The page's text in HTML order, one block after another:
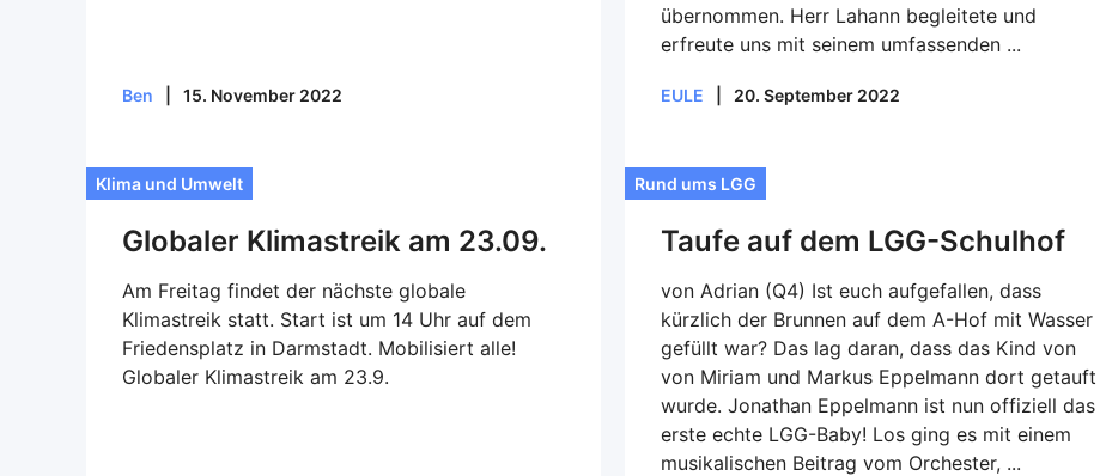
Ben 15. November 2022
übernommen. Herr Lahann begleitete und
erfreute uns mit seinem umfassenden ...
EULE 20. September 2022
Klima und Umwelt
Globaler Klimastreik am 23.09.
Am Freitag findet der nächste globale
Klimastreik statt. Start ist um 14 Uhr auf dem
Friedensplatz in Darmstadt. Mobilisiert alle!
Globaler Klimastreik am 23.9.
Rund ums LGG
Taufe auf dem LGG-Schulhof
von Adrian (Q4) Ist euch aufgefallen, dass
kürzlich der Brunnen auf dem A-Hof mit Wasser
gefüllt war? Das lag daran, dass das Kind von
von Miriam und Markus Eppelmann dort getauft
wurde. Jonathan Eppelmann ist nun offiziell das
erste echte LGG-Baby! Los ging es mit einem
musikalischen Beitrag vom Orchester, ...